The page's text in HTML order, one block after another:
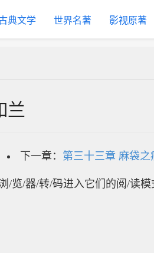
典文学 世界名著 影视原著
兰
下一章： 第三十三章 麻袋之
/览/器/转/码进入它们的阅/读